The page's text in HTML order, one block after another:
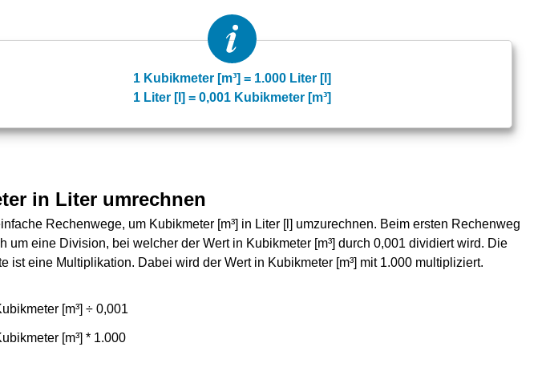
1 Kubikmeter [m³] = 1.000 Liter [l]
1 Liter [l] = 0,001 Kubikmeter [m³]
in Liter umrechnen
Rechenwege, um Kubikmeter [m³] in Liter [l] umzurechnen. Beim ersten Rechenweg
um eine Division, bei welcher der Wert in Kubikmeter [m³] durch 0,001 dividiert wird. Die
ist eine Multiplikation. Dabei wird der Wert in Kubikmeter [m³] mit 1.000 multipliziert.
[m³] ÷ 0,001
[m³] * 1.000